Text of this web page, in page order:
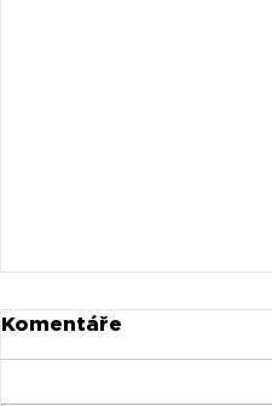
Komentáře